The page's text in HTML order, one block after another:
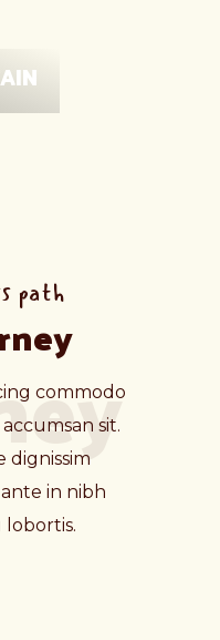
path
commodo
sit.
in nibh
lobortis.